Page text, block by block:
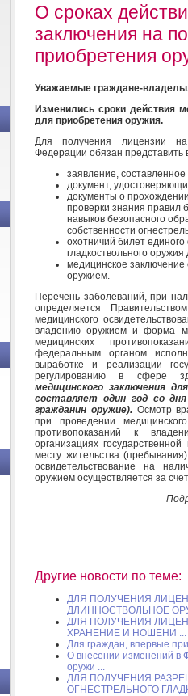
О сроках
заключения на
приобретения
Уважаемые граждане-
Изменились сроки действия
для приобретения оружия.
Для получения лицензии
Федерации обязан представить
заявление,
документ,
документы о
проверки знания правил
навыков безопасного
собственности
охотничий билет
гладкоствольного
медицинское заключение
оружием.
Перечень заболеваний, при
определяется
медицинского
владению оружием и форма
медицинских
федеральным органом
выработке и реализации
регулированию в сфере
медицинского заключения
составляет один год со
гражданин оружие).Осмотр
при проведении
противопоказаний к
организациях
месту жительства
освидетельствование на
оружием осуществляется за
Другие новости по теме:
ДЛЯ ПОЛУЧЕНИЯ
ДЛИННОСТВОЛЬНОЕ
ДЛЯ ПОЛУЧЕНИЯ
ХРАНЕНИЕ И НОШЕНИ ...
Для граждан, впервые
О внесении изменений в
оружи ...
ДЛЯ ПОЛУЧЕНИЯ
ОГНЕСТРЕЛЬНОГО